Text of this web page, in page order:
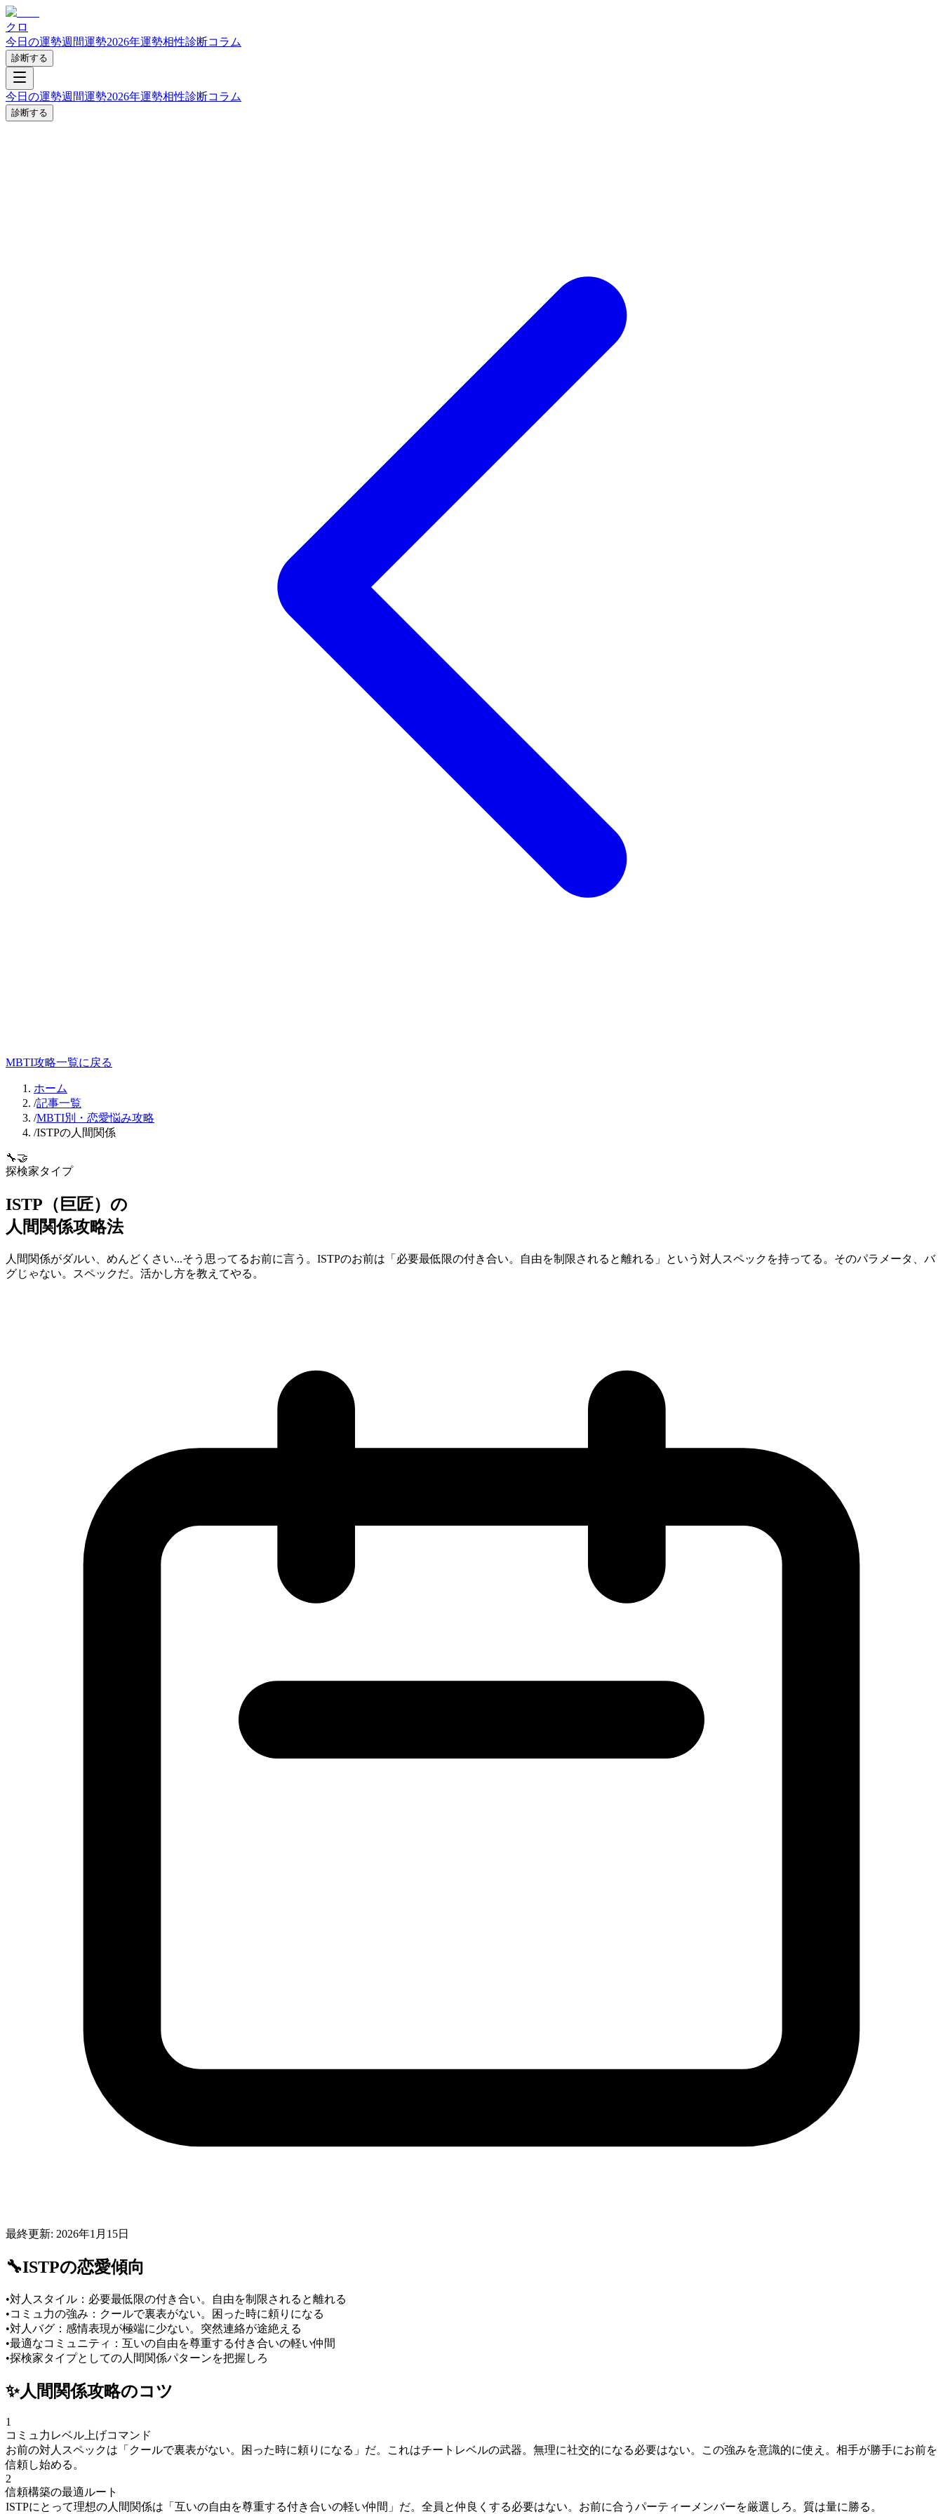
クロ
今日の運勢週間運勢2026年運勢相性診断コラム
診断する
今日の運勢週間運勢2026年運勢相性診断コラム
診断する
MBTI攻略一覧に戻る
ホーム
/記事一覧
/MBTI別・恋愛悩み攻略
/ISTPの人間関係
🔧🤝
探検家タイプ
ISTP （ 巨匠）の
人間関係攻略法
人間関係がダルい、めんどくさい...そう思ってるお前に言う。ISTPのお前は「必要最低限の付き合い。自由を制限されると離れる」という対人スペックを持ってる。そのパラメータ、バ
グじゃない。スペックだ。活かし方を教えてやる。
最終更新: 2026年1月15日
🔧ISTPの恋愛傾向
•対人スタイル：必要最低限の付き合い。自由を制限されると離れる
•コミュ力の強み：クールで裏表がない。困った時に頼りになる
•対人バグ：感情表現が極端に少ない。突然連絡が途絶える
•最適なコミュニティ：互いの自由を尊重する付き合いの軽い仲間
•探検家タイプとしての人間関係パターンを把握しろ
✨人間関係攻略のコツ
1
コミュ力レベル上げコマンド
お前の対人スペックは「クールで裏表がない。困った時に頼りになる」だ。これはチートレベルの武器。無理に社交的になる必要はない。この強みを意識的に使え。相手が勝手にお前を
信頼し始める。
2
信頼構築の最適ルート
ISTPにとって理想の人間関係は「互いの自由を尊重する付き合いの軽い仲間」だ。全員と仲良くする必要はない。お前に合うパーティーメンバーを厳選しろ。質は量に勝る。